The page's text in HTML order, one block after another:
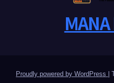
Proudly powered by WordPress